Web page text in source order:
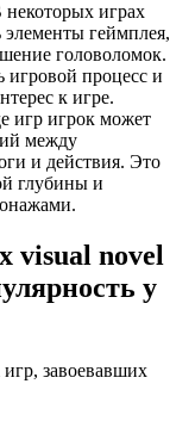
играх
геймплея,
головоломок.
игровой процесс и
к игре.
игр игрок может
между
и действия. Это
глубины и
visual novel
у
завоевавших